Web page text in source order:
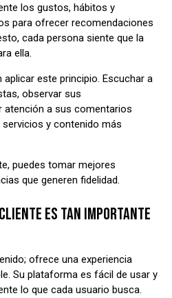
los gustos, hábitos y
para ofrecer recomendaciones
cada persona siente que la
ella.
aplicar este principio. Escuchar a
observar sus
a sus comentarios
y contenido más
puedes tomar mejores
que generen fidelidad.
ES TAN IMPORTANTE
ofrece una experiencia
Su plataforma es fácil de usar y
lo que cada usuario busca.